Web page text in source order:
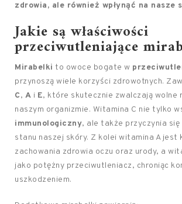
zdrowia, ale również wpłynąć na nasze
Jakie są właściwości
przeciwutleniające
Mirabelki to owoce bogate w
przynoszą wiele korzyści zdrowotnych.
C, A i E, które skutecznie zwalczają wolne
naszym organizmie. Witamina C nie tylko
immunologiczny, ale także przyczynia
stanu naszej skóry. Z kolei witamina A jest
zachowania zdrowia oczu oraz urody, a
jako potężny przeciwutleniacz, chroniąc
uszkodzeniem.